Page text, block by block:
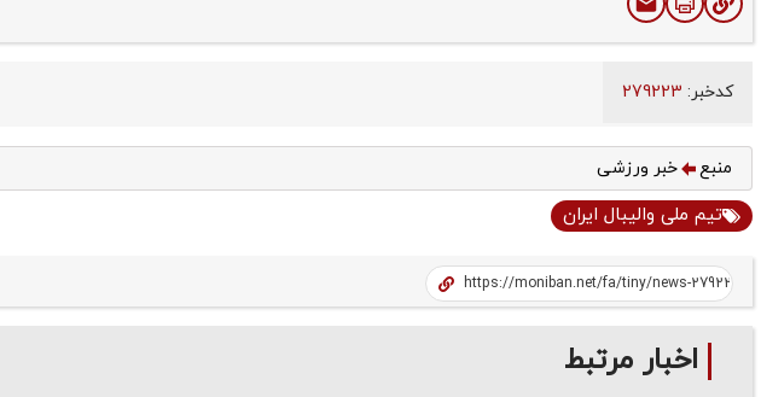
کدخبر:
منبع خبر ورزشی
تیم ملی والیبال ایران
اخبار مرتبط